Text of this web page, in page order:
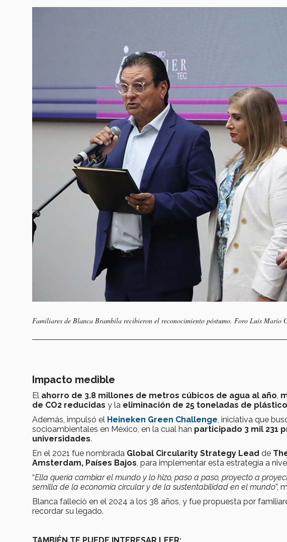
Familiares de Blanca Brambila recibieron el reconocimiento póstumo. Foro Luis Mario
Impacto medible
El ahorro de 3.8 millones de metros cúbicos de agua al año,
de CO2 reducidas y la eliminación de 25 toneladas de
Además, impulsó el Heineken Green Challenge, iniciativa que
socioambientales en México, en la cual han participado 3 mil 231
universidades.
En el 2021 fue nombrada Global Circularity Strategy Lead de
Amsterdam, Países Bajos, para implementar esta estrategia a
“Ella quería cambiar el mundo y lo hizo, paso a paso, proyecto a
semilla de la economía circular y de la sustentabilidad en el mundo”,
Blanca falleció en el 2024 a los 38 años, y fue propuesta por
recordar su legado.